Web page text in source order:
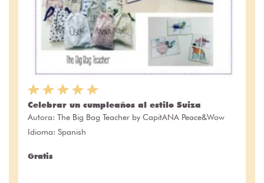
Celebrar un cumpleaños al estilo Suiza
Autora: The Big Bag Teacher by CapitANA Peace&Wow
Idioma: Spanish
Gratis